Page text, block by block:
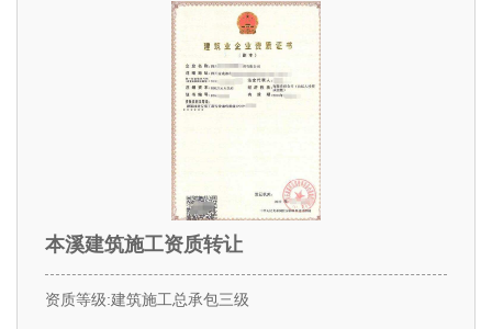
本溪建筑施工资质转让
资质等级:建筑施工总承包三级